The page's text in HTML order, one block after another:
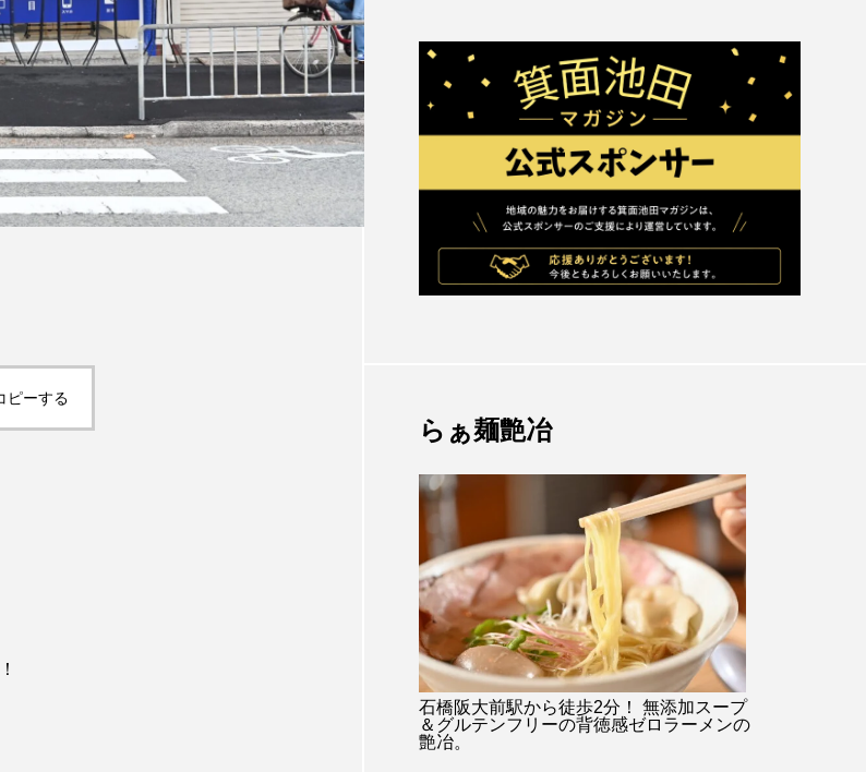
ピーする
らぁ麺艶冶
石橋阪大前駅から徒歩2分！ 無添加スープ
＆グルテンフリーの背徳感ゼロラーメンの
艶冶。